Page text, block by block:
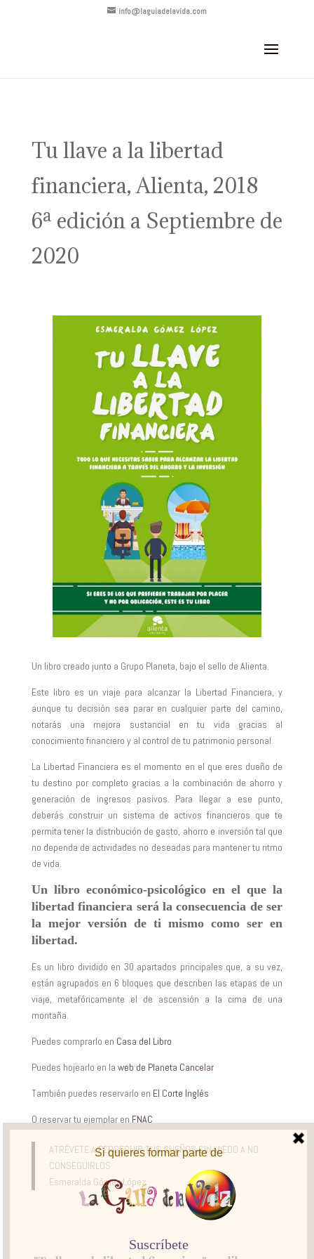
info@laguiadelavida.com
Tu llave a la libertad
financiera, Alienta, 2018
6ª edición a Septiembre de
2020
Un libro creado junto a Grupo Planeta, bajo el sello de Alienta.
Este libro es un viaje para alcanzar la Libertad Financiera, y
aunque tu decisión sea parar en cualquier parte del camino,
notarás una mejora sustancial en tu vida gracias al
conocimiento financiero y al control de tu patrimonio personal.
La Libertad Financiera es el momento en el que eres dueño de
tu destino por completo gracias a la combinación de ahorro y
generación de ingresos pasivos. Para llegar a ese punto,
deberás construir un sistema de activos financieros que te
permita tener la distribución de gasto, ahorro e inversión tal que
no dependa de actividades no deseadas para mantener tu ritmo
de vida.
Un libro económico-psicológico en el que la
libertad financiera será la consecuencia de ser
la mejor versión de ti mismo como ser en
libertad.
Es un libro dividido en 30 apartados principales que, a su vez,
están agrupados en 6 bloques que describen las etapas de un
viaje, metafóricamente el de ascensión a la cima de una
montaña.
Puedes comprarlo en Casa del Libro
Puedes hojearlo en la web de Planeta Cancelar
También puedes reservarlo en El Corte Inglés
O reservar tu ejemplar en FNAC
ATRÉVETE A PERSEGUIR TUS SUEÑOS SIN MIEDO A NO
CONSEGUIRLOS
Esmeralda Gómez López